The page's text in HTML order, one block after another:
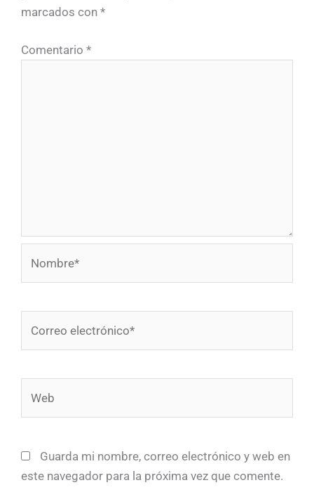
marcados con *
Comentario *
Guarda mi nombre, correo electrónico y web en
este navegador para la próxima vez que comente.